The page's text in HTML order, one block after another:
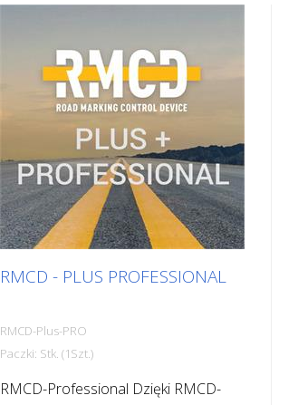
RMCD - PLUS PROFESSIONAL
RMCD-Plus-PRO
Paczki: Stk. (1Szt.)
RMCD-Professional Dzięki RMCD-